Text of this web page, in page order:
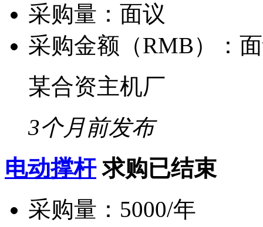
采购量： 面议
采购金额（RMB）：
某合资主机厂
3个月前发布
电动撑杆 求购已结束
采购量： 5000/年